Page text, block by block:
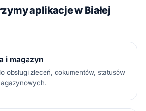
aplikacje w Białej
i magazyn
obsługi zleceń, dokumentów, statusów